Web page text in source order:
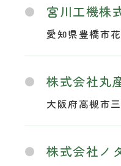
宮川工機株
愛知県豊橋市
株式会社丸
大阪府高槻市
株式会社ノ